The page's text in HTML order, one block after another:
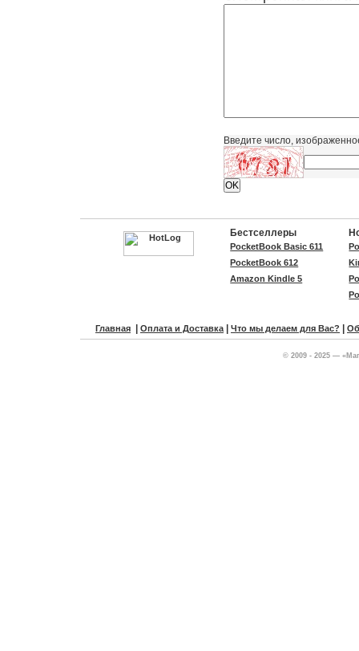
Введите число,
Бестселлеры
PocketBook Basic 611
PocketBook 612
Amazon Kindle 5
Главная Оплата и Доставка Что мы делаем для Вас?
© 2009 - 2025 —